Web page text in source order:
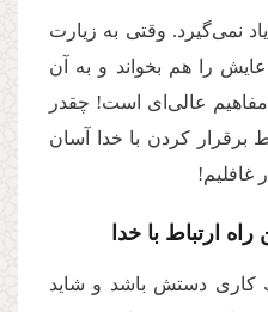
نمى‌‌گیرد. وقتى به زیارت
دعایش را هم بخواند و به آن
عالی‌ای است! چقدر
برقرار كردن با خدا آسان
غافلیم!
ارتباط با خدا
كارى دستش باشد و شاید